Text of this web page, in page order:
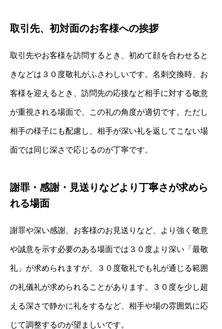
取引先、初対面のお客様への挨拶
取引先やお客様を訪問するとき、初めて顔を合わせると
きなどは３０度敬礼がふさわしいです。名刺交換時、お
客様を迎えるとき、訪問先の応接など相手に対する敬意
が重視される場面で、この礼の角度が適切です。ただし
相手の様子にも配慮し、相手が深い礼を返してこない場
面では同じ深さで応じるのが丁寧です。
謝罪・感謝・見送りなどより丁寧さが求めら
れる場面
謝罪や深い感謝、お客様のお見送りなど、より強く敬意
や誠意を示す必要のある場面では３０度より深い「最敬
礼」が求められますが、３０度敬礼でも礼が通じる範囲
の礼儀礼が求められることがあります。３０度を少し超
える深さで静かに礼をするなど、相手や場の雰囲気に応
じて調整するのが望ましいです。